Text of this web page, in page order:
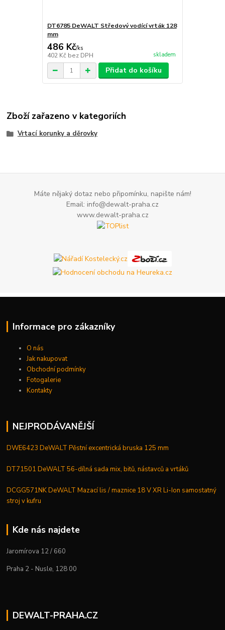
DT6785 DeWALT Středový vodící vrták 128
mm
486 Kč/ks
402 Kč bez DPH skladem
Přidat do košíku
Zboží zařazeno v kategoriích
Vrtací korunky a děrovky
Máte nějaký dotaz nebo připomínku, napište nám!
Email: info@dewalt-praha.cz
www.dewalt-praha.cz
Informace pro zákazníky
O nás
Jak nakupovat
Obchodní podmínky
Fotogalerie
Kontakty
NEJPRODÁVANĚJŠÍ
DWE6423 DeWALT Pěstní excentrická bruska 125 mm
DT71501 DeWALT 56-dílná sada mix, bitů, nástavců a vrtáků
DCGG571NK DeWALT Mazací lis / maznice 18 V XR Li-Ion samostatný
stroj v kufru
Kde nás najdete
Jaromírova 12 / 660
Praha 2 - Nusle, 128 00
DEWALT-PRAHA.CZ